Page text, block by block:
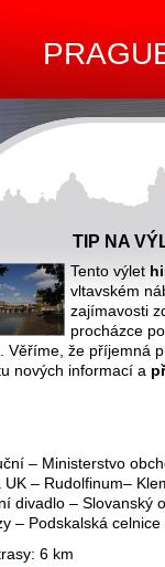
TIP NA
Tento výlet
vltavském
zajímavosti
procházce
Věříme, že příjemná
nových informací a
– Ministerstvo
UK – Rudolfinum–
divadlo – Slovanský
– Podskalská
6 km